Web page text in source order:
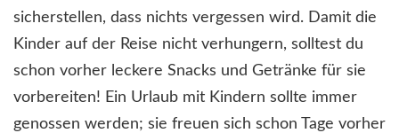
sicherstellen, dass nichts vergessen wird. Damit die
Kinder auf der Reise nicht verhungern, solltest du
schon vorher leckere Snacks und Getränke für sie
vorbereiten! Ein Urlaub mit Kindern sollte immer
genossen werden; sie freuen sich schon Tage vorher